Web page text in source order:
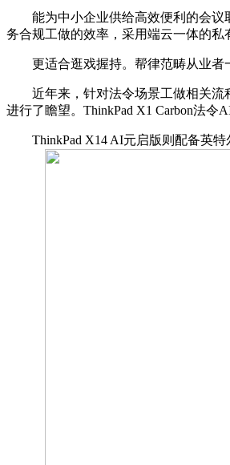
能为中小企业供给高效便利的会议取
务合规工做的效率，采用端云一体的私
更适合逛戏握持。帮律范畴从业者一
近年来，针对法令场景工做相关流程
进行了瞻望。ThinkPad X1 Carbon法令
ThinkPad X14 AI元启版则配备英特